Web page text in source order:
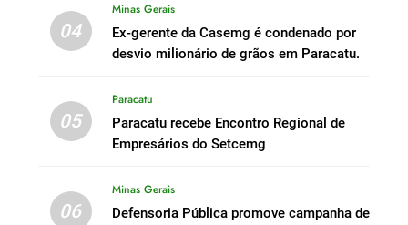
04
Minas Gerais
Ex-gerente da Casemg é condenado por
desvio milionário de grãos em Paracatu.
05
Paracatu
Paracatu recebe Encontro Regional de
Empresários do Setcemg
06
Minas Gerais
Defensoria Pública promove campanha de